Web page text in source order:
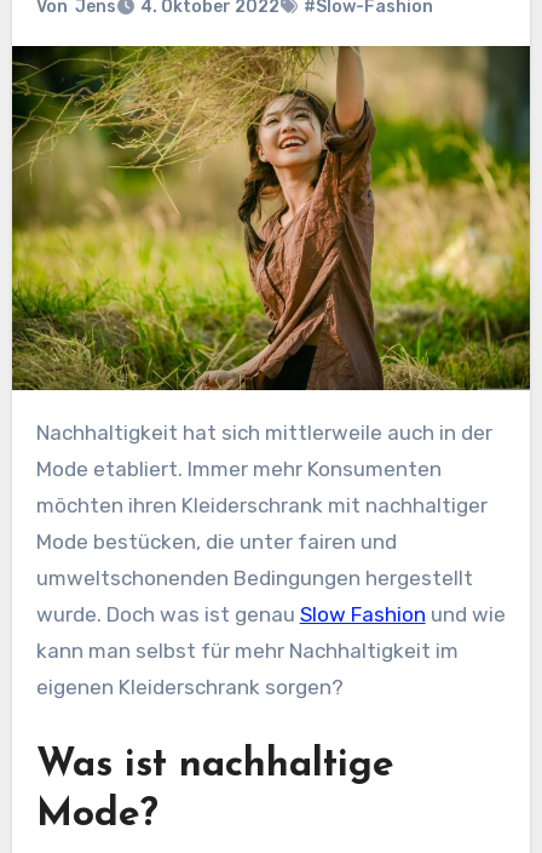
Von Jens 4. Oktober 2022 #Slow-Fashion
Nachhaltigkeit hat sich mittlerweile auch in der
Mode etabliert. Immer mehr Konsumenten
möchten ihren Kleiderschrank mit nachhaltiger
Mode bestücken, die unter fairen und
umweltschonenden Bedingungen hergestellt
wurde. Doch was ist genau Slow Fashion und wie
kann man selbst für mehr Nachhaltigkeit im
eigenen Kleiderschrank sorgen?
Was ist nachhaltige
Mode?